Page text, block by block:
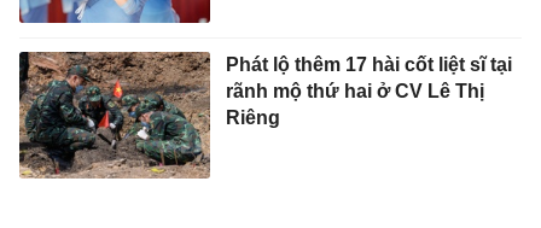
Phát lộ thêm 17 hài cốt liệt sĩ tại
rãnh mộ thứ hai ở CV Lê Thị
Riêng